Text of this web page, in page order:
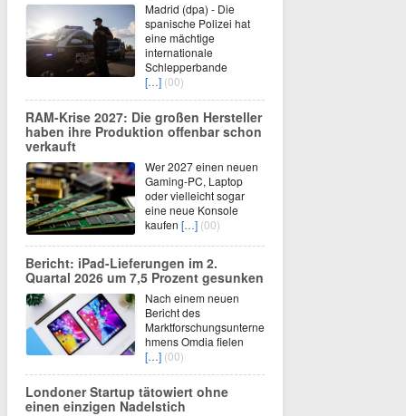
Madrid (dpa) - Die
spanische Polizei hat
eine mächtige
internationale
Schlepperbande
[…] (00)
RAM-Krise 2027: Die großen Hersteller
haben ihre Produktion offenbar schon
verkauft
Wer 2027 einen neuen
Gaming-PC, Laptop
oder vielleicht sogar
eine neue Konsole
kaufen […] (00)
Bericht: iPad-Lieferungen im 2.
Quartal 2026 um 7,5 Prozent gesunken
Nach einem neuen
Bericht des
Marktforschungsunterne
hmens Omdia fielen
[…] (00)
Londoner Startup tätowiert ohne
einen einzigen Nadelstich